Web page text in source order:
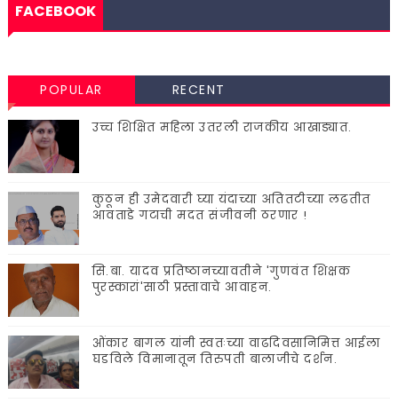
FACEBOOK
POPULAR RECENT
उच्च शिक्षित महिला उतरली राजकीय आखाड्यात.
कुठून ही उमेदवारी घ्या यंदाच्या अतितटीच्या लढतीत
आवताडे गटाची मदत संजीवनी ठरणार !
सि.बा. यादव प्रतिष्ठानच्यावतीने 'गुणवंत शिक्षक
पुरस्कारां'साठी प्रस्तावाचे आवाहन.
ओंकार बागल यांनी स्वतःच्या वाढदिवसानिमित्त आईला
घडविले विमानातून तिरुपती बालाजीचे दर्शन.